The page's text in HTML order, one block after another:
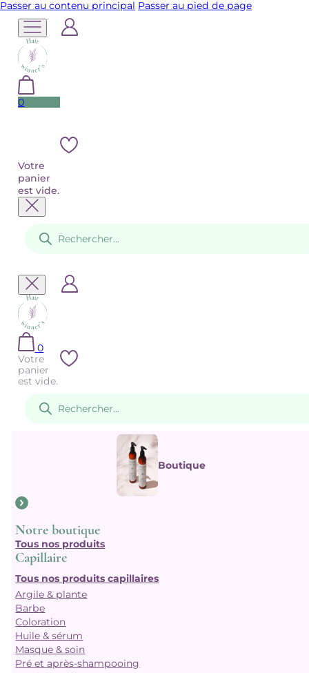
Passer au contenu principal Passer au pied de page
0
Votre
panier
est vide.
produits
0
Votre
panier
est vide.
produits
Boutique
Notre boutique
Tous nos produits
Capillaire
Tous nos produits capillaires
Argile & plante
Barbe
Coloration
Huile & sérum
Masque & soin
Pré et après-shampooing